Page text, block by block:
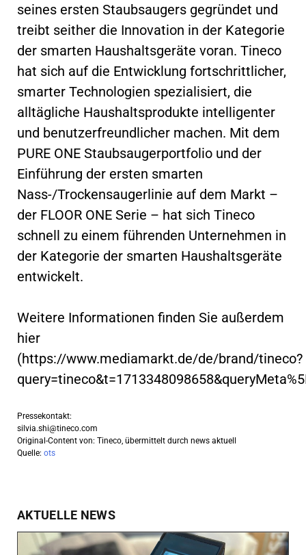
seines ersten Staubsaugers gegründet und
treibt seither die Innovation in der Kategorie
der smarten Haushaltsgeräte voran. Tineco
hat sich auf die Entwicklung fortschrittlicher,
smarter Technologien spezialisiert, die
alltägliche Haushaltsprodukte intelligenter
und benutzerfreundlicher machen. Mit dem
PURE ONE Staubsaugerportfolio und der
Einführung der ersten smarten
Nass-/Trockensaugerlinie auf dem Markt –
der FLOOR ONE Serie – hat sich Tineco
schnell zu einem führenden Unternehmen in
der Kategorie der smarten Haushaltsgeräte
entwickelt.
Weitere Informationen finden Sie außerdem
hier
(https://www.mediamarkt.de/de/brand/tineco?
Pressekontakt:
silvia.shi@tineco.com
Original-Content von: Tineco, übermittelt durch news aktuell
Quelle: ots
AKTUELLE NEWS